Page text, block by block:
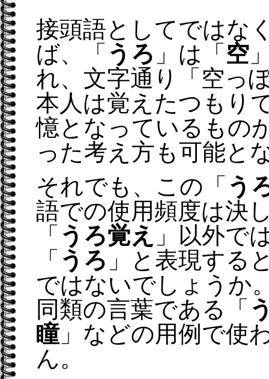
接頭語としてではな
ば、「 うろ 」は「 空
れ、文字通り「空っ
本人は覚えたつもり
憶となっているもの
った考え方も可能と
それでも、この「 う
語での使用頻度は決
「 うろ覚え 」以外で
「 うろ 」と表現する
ではないでしょうか
同類の言葉である「
瞳」などの用例で使
ん。